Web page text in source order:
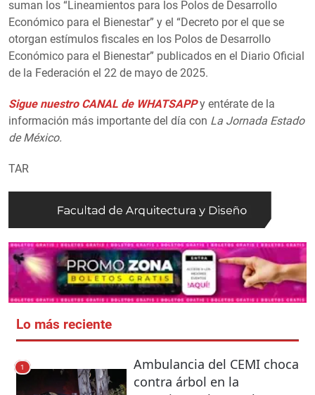
suman los “Lineamientos para los Polos de Desarrollo
Económico para el Bienestar” y el “Decreto por el que se
otorgan estímulos fiscales en los Polos de Desarrollo
Económico para el Bienestar” publicados en el Diario Oficial
de la Federación el 22 de mayo de 2025.
Sigue nuestro CANAL de WHATSAPP y entérate de la
información más importante del día con La Jornada Estado
de México.
TAR
Lo más reciente
1
Ambulancia del CEMI choca
contra árbol en la